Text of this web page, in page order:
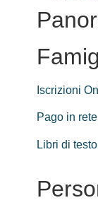
Iscrizioni
Pago in rete
Libri di testo